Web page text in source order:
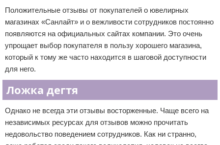
Положительные отзывы от покупателей о ювелирных
магазинах «Санлайт» и о вежливости сотрудников постоянно
появляются на официальных сайтах компании. Это очень
упрощает выбор покупателя в пользу хорошего магазина,
который к тому же часто находится в шаговой доступности
для него.
Ложка дегтя
Однако не всегда эти отзывы восторженные. Чаще всего на
независимых ресурсах для отзывов можно прочитать
недовольство поведением сотрудников. Как ни странно,